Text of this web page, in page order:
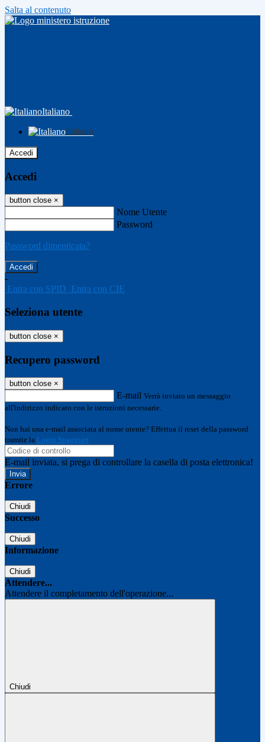
Salta al contenuto
Italiano
Italiano
Accedi
Accedi
button close ×
Nome Utente
Password
Password dimenticata?
-
Entra con SPID Entra con CIE
Seleziona utente
button close ×
Recupero password
button close ×
E-mail Verrà inviato un messaggio
all'indirizzo indicato con le istruzioni necessarie.
Non hai una e-mail associata al nome utente? Effettua il reset della password
tramite la Login Spaggiari
E-mail inviata, si prega di controllare la casella di posta elettronica!
Errore
Chiudi
Successo
Chiudi
Informazione
Chiudi
Attendere...
Attendere il completamento dell'operazione...
Chiudi